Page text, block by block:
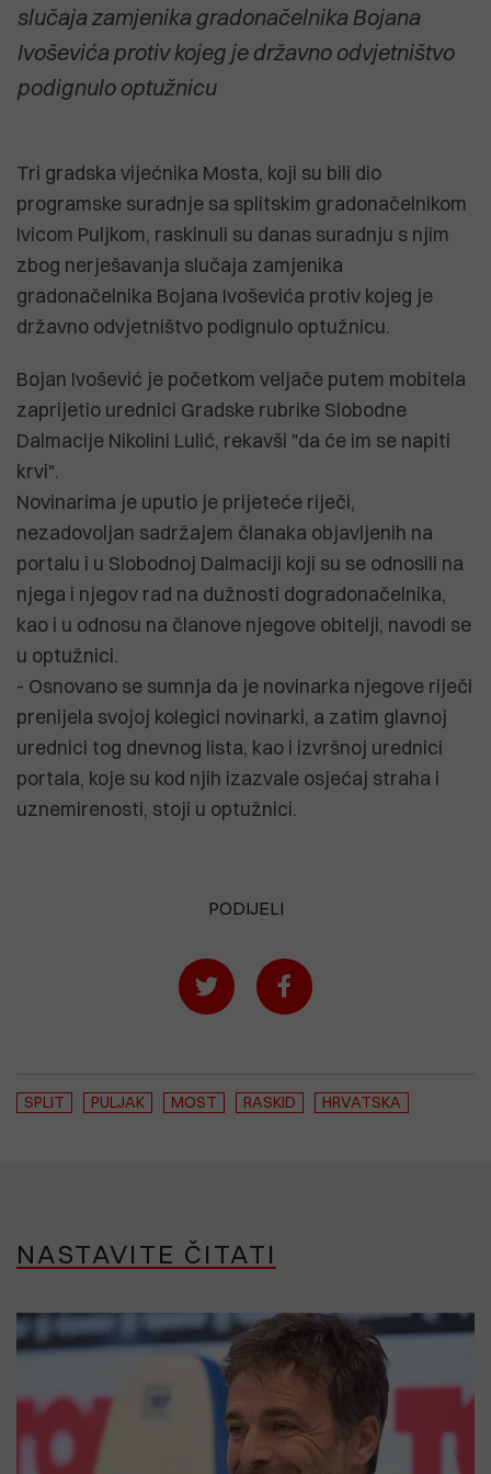
slučaja zamjenika gradonačelnika Bojana
Ivoševića protiv kojeg je državno odvjetništvo
podignulo optužnicu
Tri gradska vijećnika Mosta, koji su bili dio
programske suradnje sa splitskim gradonačelnikom
Ivicom Puljkom, raskinuli su danas suradnju s njim
zbog nerješavanja slučaja zamjenika
gradonačelnika Bojana Ivoševića protiv kojeg je
državno odvjetništvo podignulo optužnicu.
Bojan Ivošević je početkom veljače putem mobitela
zaprijetio urednici Gradske rubrike Slobodne
Dalmacije Nikolini Lulić, rekavši "da će im se napiti
krvi".
Novinarima je uputio je prijeteće riječi,
nezadovoljan sadržajem članaka objavljenih na
portalu i u Slobodnoj Dalmaciji koji su se odnosili na
njega i njegov rad na dužnosti dogradonačelnika,
kao i u odnosu na članove njegove obitelji, navodi se
u optužnici.
- Osnovano se sumnja da je novinarka njegove riječi
prenijela svojoj kolegici novinarki, a zatim glavnoj
urednici tog dnevnog lista, kao i izvršnoj urednici
portala, koje su kod njih izazvale osjećaj straha i
uznemirenosti, stoji u optužnici.
PODIJELI
SPLIT PULJAK MOST RASKID HRVATSKA
NASTAVITE ČITATI